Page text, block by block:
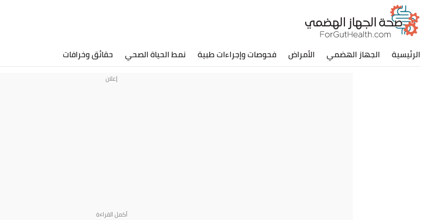
الرئيسية الجهاز الهضمي الأمراض فحوصات وإجراءات طبية نمط الحياة الصحي حقائق وخرافات